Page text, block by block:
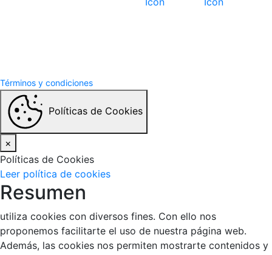
Términos y condiciones
Políticas de Cookies
×
Políticas de Cookies
Leer política de cookies
Resumen
utiliza cookies con diversos fines. Con ello nos
proponemos facilitarte el uso de nuestra página web.
Además, las cookies nos permiten mostrarte contenidos y